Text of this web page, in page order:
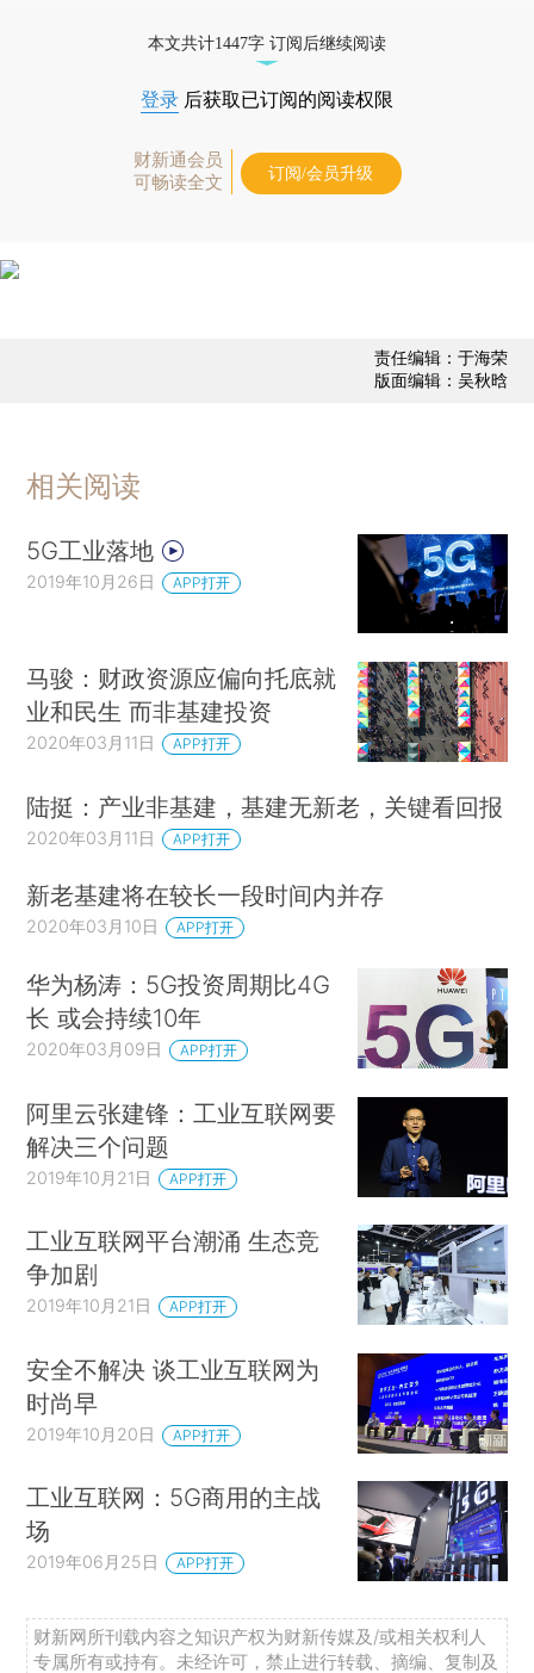
本文共计1447字 订阅后继续阅读
登录 后获取已订阅的阅读权限
财新通会员
可畅读全文
订阅/会员升级
责任编辑：于海荣
版面编辑：吴秋晗
相关阅读
5G工业落地
2019年10月26日 APP打开
马骏：财政资源应偏向托底就
业和民生 而非基建投资
2020年03月11日 APP打开
陆挺：产业非基建，基建无新老，关键看回报
2020年03月11日 APP打开
新老基建将在较长一段时间内并存
2020年03月10日 APP打开
华为杨涛：5G投资周期比4G
长 或会持续10年
2020年03月09日 APP打开
阿里云张建锋：工业互联网要
解决三个问题
2019年10月21日 APP打开
工业互联网平台潮涌 生态竞
争加剧
2019年10月21日 APP打开
安全不解决 谈工业互联网为
时尚早
2019年10月20日 APP打开
工业互联网：5G商用的主战
场
2019年06月25日 APP打开
财新网所刊载内容之知识产权为财新传媒及/或相关权利人
专属所有或持有。未经许可，禁止进行转载、摘编、复制及